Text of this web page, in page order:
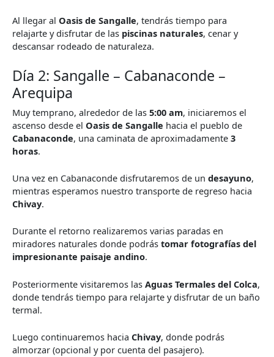
Al llegar al Oasis de Sangalle, tendrás tiempo para
relajarte y disfrutar de las piscinas naturales, cenar y
descansar rodeado de naturaleza.
Día 2: Sangalle – Cabanaconde –
Arequipa
Muy temprano, alrededor de las 5:00 am, iniciaremos el
ascenso desde el Oasis de Sangalle hacia el pueblo de
Cabanaconde, una caminata de aproximadamente 3
horas.
Una vez en Cabanaconde disfrutaremos de un desayuno,
mientras esperamos nuestro transporte de regreso hacia
Chivay.
Durante el retorno realizaremos varias paradas en
miradores naturales donde podrás tomar fotografías del
impresionante paisaje andino.
Posteriormente visitaremos las Aguas Termales del Colca,
donde tendrás tiempo para relajarte y disfrutar de un baño
termal.
Luego continuaremos hacia Chivay, donde podrás
almorzar (opcional y por cuenta del pasajero).